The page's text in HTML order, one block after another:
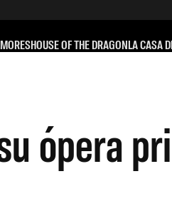
HOUSE OF THE DRAGONLA CASA
ópera